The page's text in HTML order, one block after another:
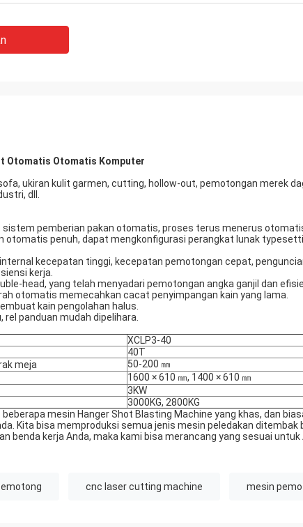
Otomatis Otomatis Komputer
ukiran kulit garmen, cutting, hollow-out, pemotongan merek
dll.
sistem pemberian pakan otomatis, proses terus menerus
otomatis penuh, dapat mengkonfigurasi perangkat lunak
kecepatan tinggi, kecepatan pemotongan cepat,
kerja.
head, yang telah menyadari pemotongan angka ganjil dan
otomatis memecahkan cacat penyimpangan kain yang lama.
kain pengolahan halus.
panduan mudah dipelihara.
XCLP3-40
40T
meja
50-200 ㎜
1600 × 610 ㎜, 1400 × 610 ㎜
3KW
3000KG, 2800KG
mesin Hanger Shot Blasting Machine yang khas, dan
Kita bisa memproduksi semua jenis mesin peledakan ditembak
benda kerja Anda, maka kami bisa merancang yang sesuai untuk
cnc laser cutting machine mesin